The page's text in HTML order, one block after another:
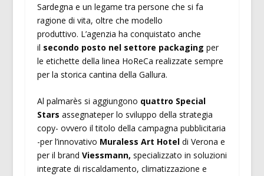
Sardegna e un legame tra persone che si fa
ragione di vita, oltre che modello
produttivo. L’agenzia ha conquistato anche
il secondo posto nel settore packaging per
le etichette della linea HoReCa realizzate sempre
per la storica cantina della Gallura.
Al palmarès si aggiungono quattro Special
Stars assegnateper lo sviluppo della strategia
copy- ovvero il titolo della campagna pubblicitaria
-per l’innovativo Muraless Art Hoteldi Verona e
per il brand Viessmann, specializzato in soluzioni
integrate di riscaldamento, climatizzazione e